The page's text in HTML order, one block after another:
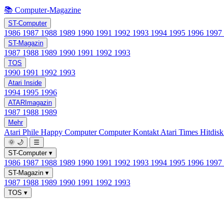
📚 Computer-Magazine
ST-Computer
1986 1987 1988 1989 1990 1991 1992 1993 1994 1995 1996 1997
ST-Magazin
1987 1988 1989 1990 1991 1992 1993
TOS
1990 1991 1992 1993
Atari Inside
1994 1995 1996
ATARImagazin
1987 1988 1989
Mehr
Atari Phile Happy ComputerComputer Kontakt Atari Times Hitdisk
🌞 🌙
☰
ST-Computer ▾
1986 1987 1988 1989 1990 1991 1992 1993 1994 1995 1996 1997
ST-Magazin ▾
1987 1988 1989 1990 1991 1992 1993
TOS ▾